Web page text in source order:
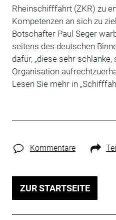
Rheinschifffahrt (ZKR) zu
Kompetenzen an sich zu
Botschafter Paul Seger
seitens des deutschen
dafür, „diese sehr
Organisation
Lesen Sie mehr in
Kommentare
ZUR STARTSEITE